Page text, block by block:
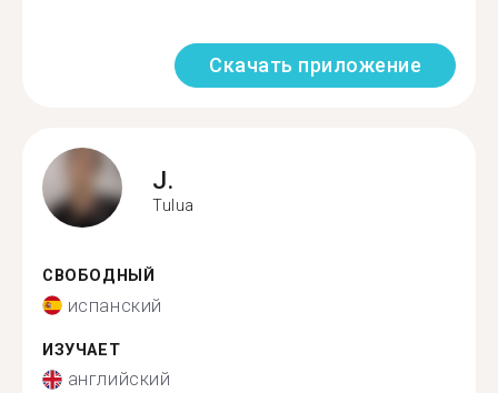
Скачать приложение
J.
Tulua
СВОБОДНЫЙ
испанский
ИЗУЧАЕТ
английский